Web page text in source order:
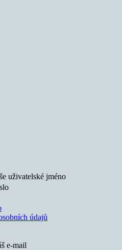
uživatelské jméno
údajů
e-mail